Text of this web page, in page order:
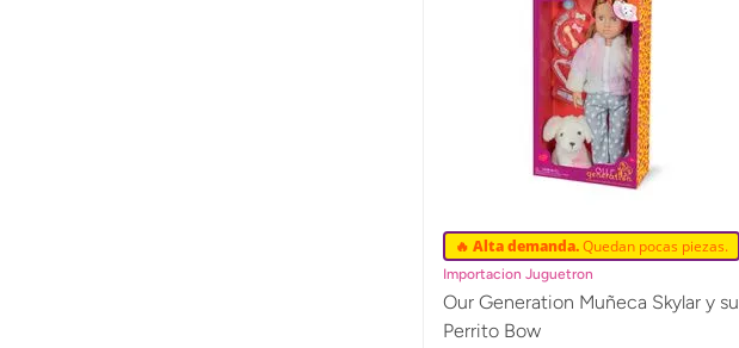
🔥 Alta demanda.Quedan pocas piezas.
Importacion Juguetron
Our Generation Muñeca Skylar y su
Perrito Bow